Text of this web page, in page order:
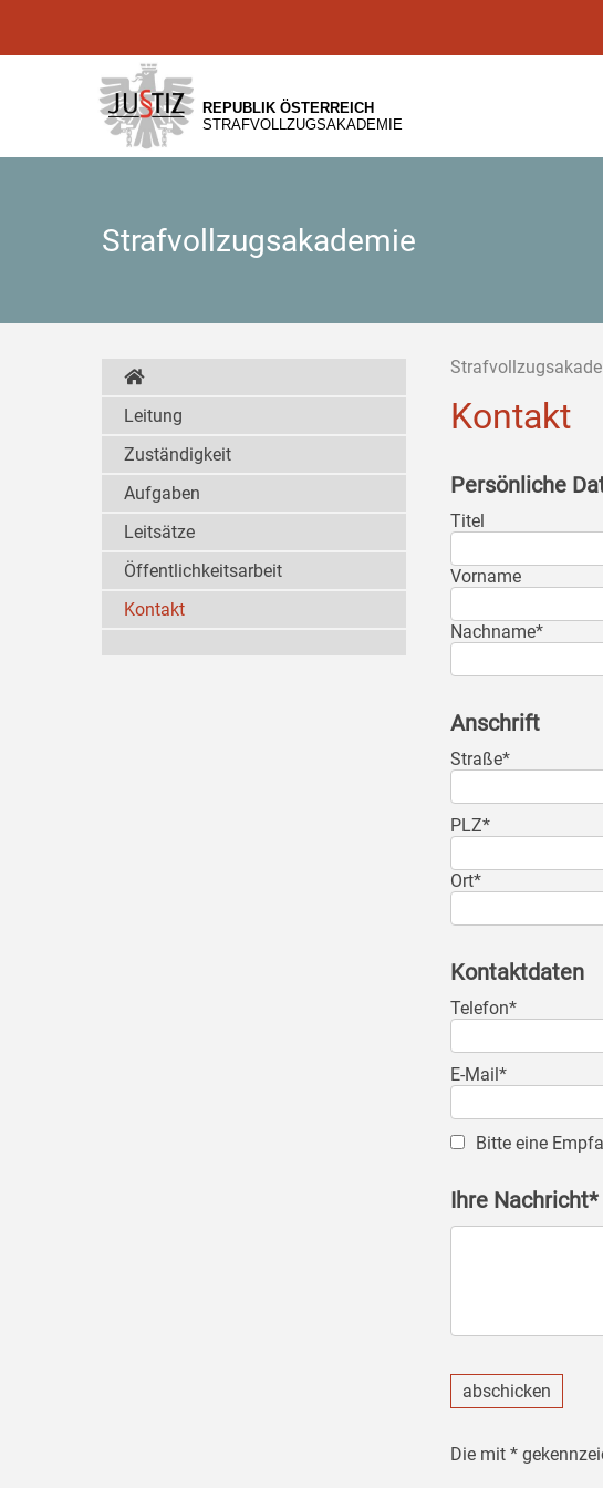
[1]
[2]
[3]
REPUBLIK ÖSTERREICH
STRAFVOLLZUGSAKADEMIE
Strafvollzugsakademie
Kontakt
Persönliche
Titel
Vorname
Nachname*
Anschrift
Straße*
PLZ*
Ort*
Kontaktdaten
Telefon*
E-Mail*
Bitte eine
Ihre Nachricht*
abschicken
Die mit *
Leitung
Zuständigkeit
Aufgaben
Leitsätze
Öffentlichkeitsarbeit
Kontakt